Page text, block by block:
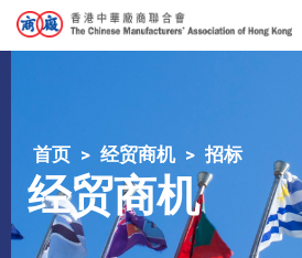
首页 经贸商机 招标
经贸商机